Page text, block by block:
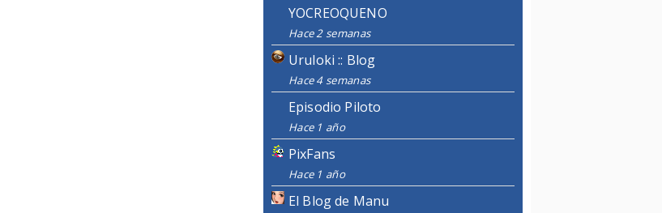
YOCREOQUENO
Hace 2 semanas
Uruloki :: Blog
Hace 4 semanas
Episodio Piloto
Hace 1 año
PixFans
Hace 1 año
El Blog de Manu